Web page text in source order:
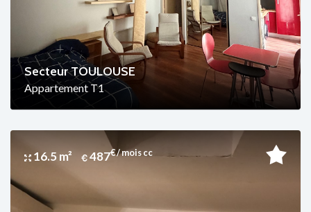
Secteur TOULOUSE
Appartement T1
16.5 m² 487€ / mois cc